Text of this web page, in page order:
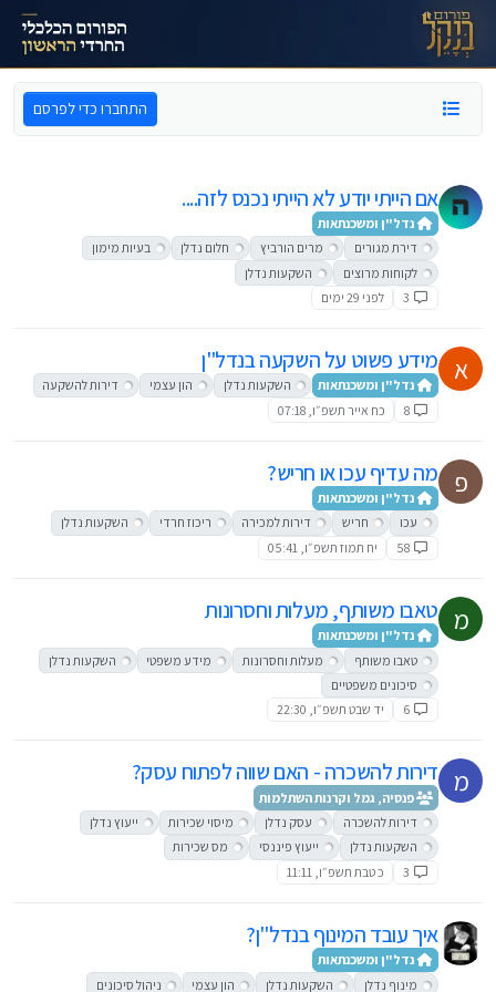
דילוג לתוכן
התחברו כדי לפרסם
אם הייתי יודע לא הייתי נכנס לזה....
נדל"ן ומשכנתאות
דירת מגורים
מרים הורביץ חלום נדלן
בעיות מימון
לקוחות מרוצים
השקעות נדלן
3
לפני 29 ימים
א מידע פשוט על השקעה בנדל"ן
נדל"ן ומשכנתאות השקעות נדלן הון עצמי
דירות להשקעה
8
כח אייר תשפ״ו, 07:18
פ מה עדיף עכו או חריש?
נדל"ן ומשכנתאות
עכו
חריש דירות למכירה ריכוז חרדי
השקעות נדלן
58
יח תמוז תשפ״ו, 05:41
מ טאבו משותף, מעלות וחסרונות
נדל"ן ומשכנתאות
טאבו משותף
מעלות וחסרונות מידע משפטי
השקעות נדלן
סיכונים משפטיים
6
יד שבט תשפ״ו, 22:30
מ דירות להשכרה - האם שווה לפתוח עסק?
פנסיה, גמל וקרנות השתלמות
דירות להשכרה
עסק נדלן מיסוי שכירות
ייעוץ נדלן
השקעות נדלן
ייעוץ פיננסי
מס שכירות
3
כ טבת תשפ״ו, 11:11
איך עובד המינוף בנדל"ן?
נדל"ן ומשכנתאות
מינוף נדלן
השקעות נדלן הון עצמי ניהול סיכונים